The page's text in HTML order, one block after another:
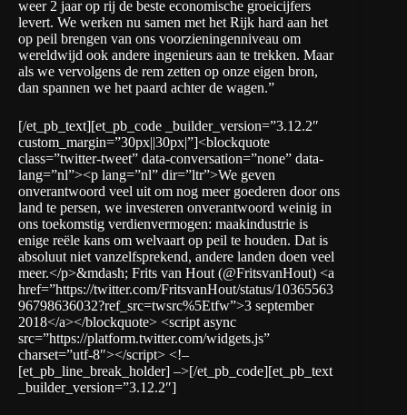
weer 2 jaar op rij de beste economische groeicijfers
levert. We werken nu samen met het Rijk hard aan het
op peil brengen van ons voorzieningenniveau om
wereldwijd ook andere ingenieurs aan te trekken. Maar
als we vervolgens de rem zetten op onze eigen bron,
dan spannen we het paard achter de wagen.”
[/et_pb_text][et_pb_code _builder_version=”3.12.2″
custom_margin=”30px||30px|”]<blockquote
class=”twitter-tweet” data-conversation=”none” data-
lang=”nl”><p lang=”nl” dir=”ltr”>We geven
onverantwoord veel uit om nog meer goederen door ons
land te persen, we investeren onverantwoord weinig in
ons toekomstig verdienvermogen: maakindustrie is
enige reële kans om welvaart op peil te houden. Dat is
absoluut niet vanzelfsprekend, andere landen doen veel
meer.</p>&mdash; Frits van Hout (@FritsvanHout) <a
href=”https://twitter.com/FritsvanHout/status/10365563
96798636032?ref_src=twsrc%5Etfw”>3 september
2018</a></blockquote> <script async
src=”https://platform.twitter.com/widgets.js”
charset=”utf-8″></script> <!–
[et_pb_line_break_holder] –>[/et_pb_code][et_pb_text
_builder_version=”3.12.2″]